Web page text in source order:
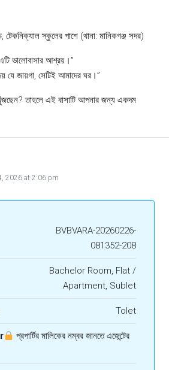
টেকনিক্যাল স্কুলের পাশে (থানা: মানিকগঞ্জ সদর)
ভালোবাসার আশ্রয়।”
যে জায়গা, সেটিই আমাদের ঘর।”
তাহলে এই বাসাটি আপনার জন্য একদম
2026 at 2:06 pm
BVBVARA-20260226-
081352-208
Bachelor Room, Flat /
Apartment, Sublet
Tolet
প্রপার্টির মালিকের নম্বর জানতে এজেন্টের